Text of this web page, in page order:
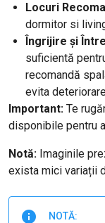
Locuri
dormitor si
Îngrijire și
suficientă
recomandă
evita
Important: Te
disponibile pentru
Notă: Imaginile
exista mici variații
NOTĂ: